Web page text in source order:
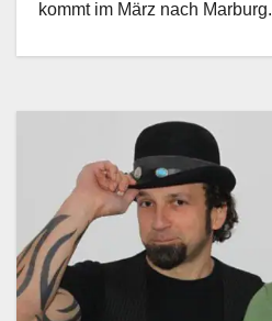
kommt im März nach Marburg.